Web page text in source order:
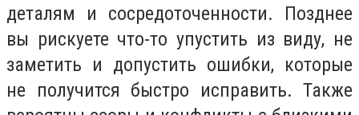
деталям и сосредоточенности. Позднее
вы рискуете что-то упустить из виду, не
заметить и допустить ошибки, которые
не получится быстро исправить. Также